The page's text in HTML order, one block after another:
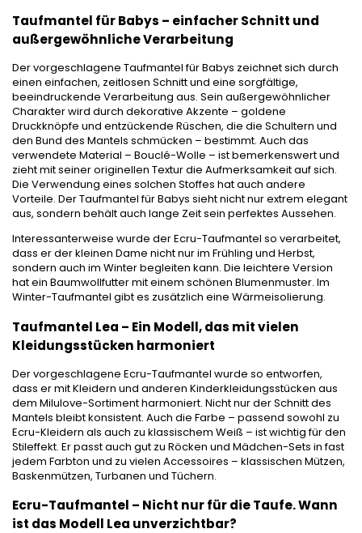
Taufmantel für Babys – einfacher Schnitt und
außergewöhnliche Verarbeitung
Der vorgeschlagene Taufmantel für Babys zeichnet sich durch
einen einfachen, zeitlosen Schnitt und eine sorgfältige,
beeindruckende Verarbeitung aus. Sein außergewöhnlicher
Charakter wird durch dekorative Akzente – goldene
Druckknöpfe und entzückende Rüschen, die die Schultern und
den Bund des Mantels schmücken – bestimmt. Auch das
verwendete Material – Bouclé-Wolle – ist bemerkenswert und
zieht mit seiner originellen Textur die Aufmerksamkeit auf sich.
Die Verwendung eines solchen Stoffes hat auch andere
Vorteile. Der Taufmantel für Babys sieht nicht nur extrem elegant
aus, sondern behält auch lange Zeit sein perfektes Aussehen.
Interessanterweise wurde der Ecru-Taufmantel so verarbeitet,
dass er der kleinen Dame nicht nur im Frühling und Herbst,
sondern auch im Winter begleiten kann. Die leichtere Version
hat ein Baumwollfutter mit einem schönen Blumenmuster. Im
Winter-Taufmantel gibt es zusätzlich eine Wärmeisolierung.
Taufmantel Lea – Ein Modell, das mit vielen
Kleidungsstücken harmoniert
Der vorgeschlagene Ecru-Taufmantel wurde so entworfen,
dass er mit Kleidern und anderen Kinderkleidungsstücken aus
dem Milulove-Sortiment harmoniert. Nicht nur der Schnitt des
Mantels bleibt konsistent. Auch die Farbe – passend sowohl zu
Ecru-Kleidern als auch zu klassischem Weiß – ist wichtig für den
Stileffekt. Er passt auch gut zu Röcken und Mädchen-Sets in fast
jedem Farbton und zu vielen Accessoires – klassischen Mützen,
Baskenmützen, Turbanen und Tüchern.
Ecru-Taufmantel – Nicht nur für die Taufe. Wann
ist das Modell Lea unverzichtbar?